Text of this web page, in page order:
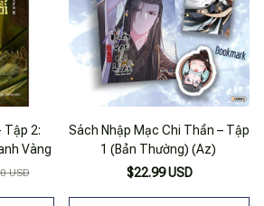
Tập 2:
Vàng
USD
Sách Nhập Mạc Chi Thần – Tập
1 (Bản Thường) (Az)
$22.99 USD